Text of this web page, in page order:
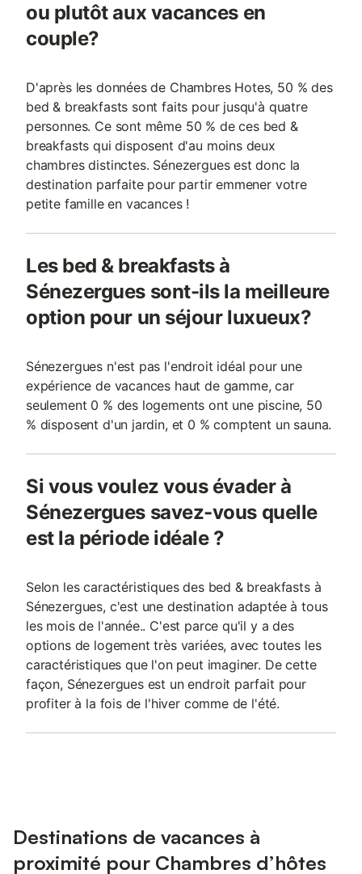
ou plutôt aux vacances en
couple?
D'après les données de Chambres Hotes, 50 % des
bed & breakfasts sont faits pour jusqu'à quatre
personnes. Ce sont même 50 % de ces bed &
breakfasts qui disposent d'au moins deux
chambres distinctes. Sénezergues est donc la
destination parfaite pour partir emmener votre
petite famille en vacances !
Les bed & breakfasts à
Sénezergues sont-ils la meilleure
option pour un séjour luxueux?
Sénezergues n'est pas l'endroit idéal pour une
expérience de vacances haut de gamme, car
seulement 0 % des logements ont une piscine, 50
% disposent d'un jardin, et 0 % comptent un sauna.
Si vous voulez vous évader à
Sénezergues savez-vous quelle
est la période idéale ?
Selon les caractéristiques des bed & breakfasts à
Sénezergues, c'est une destination adaptée à tous
les mois de l'année.. C'est parce qu'il y a des
options de logement très variées, avec toutes les
caractéristiques que l'on peut imaginer. De cette
façon, Sénezergues est un endroit parfait pour
profiter à la fois de l'hiver comme de l'été.
Destinations de vacances à
proximité pour Chambres d’hôtes